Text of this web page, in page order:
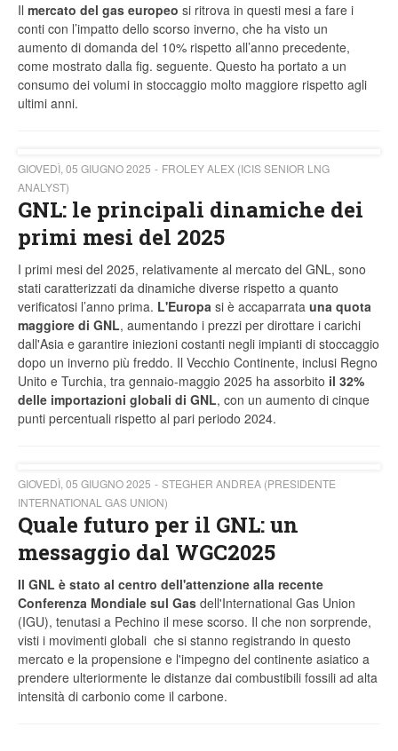
Il mercato del gas europeo si ritrova in questi mesi a fare i
conti con l’impatto dello scorso inverno, che ha visto un
aumento di domanda del 10% rispetto all’anno precedente,
come mostrato dalla fig. seguente. Questo ha portato a un
consumo dei volumi in stoccaggio molto maggiore rispetto agli
ultimi anni.
GIOVEDÌ, 05 GIUGNO 2025
FROLEY ALEX (ICIS SENIOR LNG
ANALYST)
GNL: le principali dinamiche dei
primi mesi del 2025
I primi mesi del 2025, relativamente al mercato del GNL, sono
stati caratterizzati da dinamiche diverse rispetto a quanto
verificatosi l’anno prima. L'Europa si è accaparrata una quota
maggiore di GNL, aumentando i prezzi per dirottare i carichi
dall'Asia e garantire iniezioni costanti negli impianti di stoccaggio
dopo un inverno più freddo. Il Vecchio Continente, inclusi Regno
Unito e Turchia, tra gennaio-maggio 2025 ha assorbito il 32%
delle importazioni globali di GNL, con un aumento di cinque
punti percentuali rispetto al pari periodo 2024.
GIOVEDÌ, 05 GIUGNO 2025
STEGHER ANDREA (PRESIDENTE
INTERNATIONAL GAS UNION)
Quale futuro per il GNL: un
messaggio dal WGC2025
Il GNL è stato al centro dell'attenzione alla recente
Conferenza Mondiale sul Gas dell'International Gas Union
(IGU), tenutasi a Pechino il mese scorso. Il che non sorprende,
visti i movimenti globali che si stanno registrando in questo
mercato e la propensione e l'impegno del continente asiatico a
prendere ulteriormente le distanze dai combustibili fossili ad alta
intensità di carbonio come il carbone.